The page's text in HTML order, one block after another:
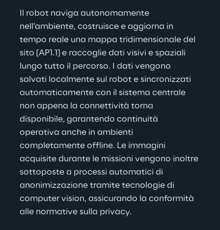
Il robot naviga autonomamente
nell’ambiente, costruisce e aggiorna in
tempo reale una mappa tridimensionale del
sito [AP1.1] e raccoglie dati visivi e spaziali
lungo tutto il percorso. I dati vengono
salvati localmente sul robot e sincronizzati
automaticamente con il sistema centrale
non appena la connettività torna
disponibile, garantendo continuità
operativa anche in ambienti
completamente offline. Le immagini
acquisite durante le missioni vengono inoltre
sottoposte a processi automatici di
anonimizzazione tramite tecnologie di
computer vision, assicurando la conformità
alle normative sulla privacy.